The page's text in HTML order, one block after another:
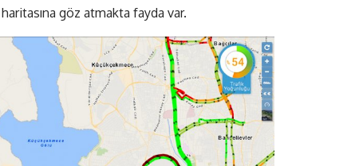
göz atmakta fayda var.